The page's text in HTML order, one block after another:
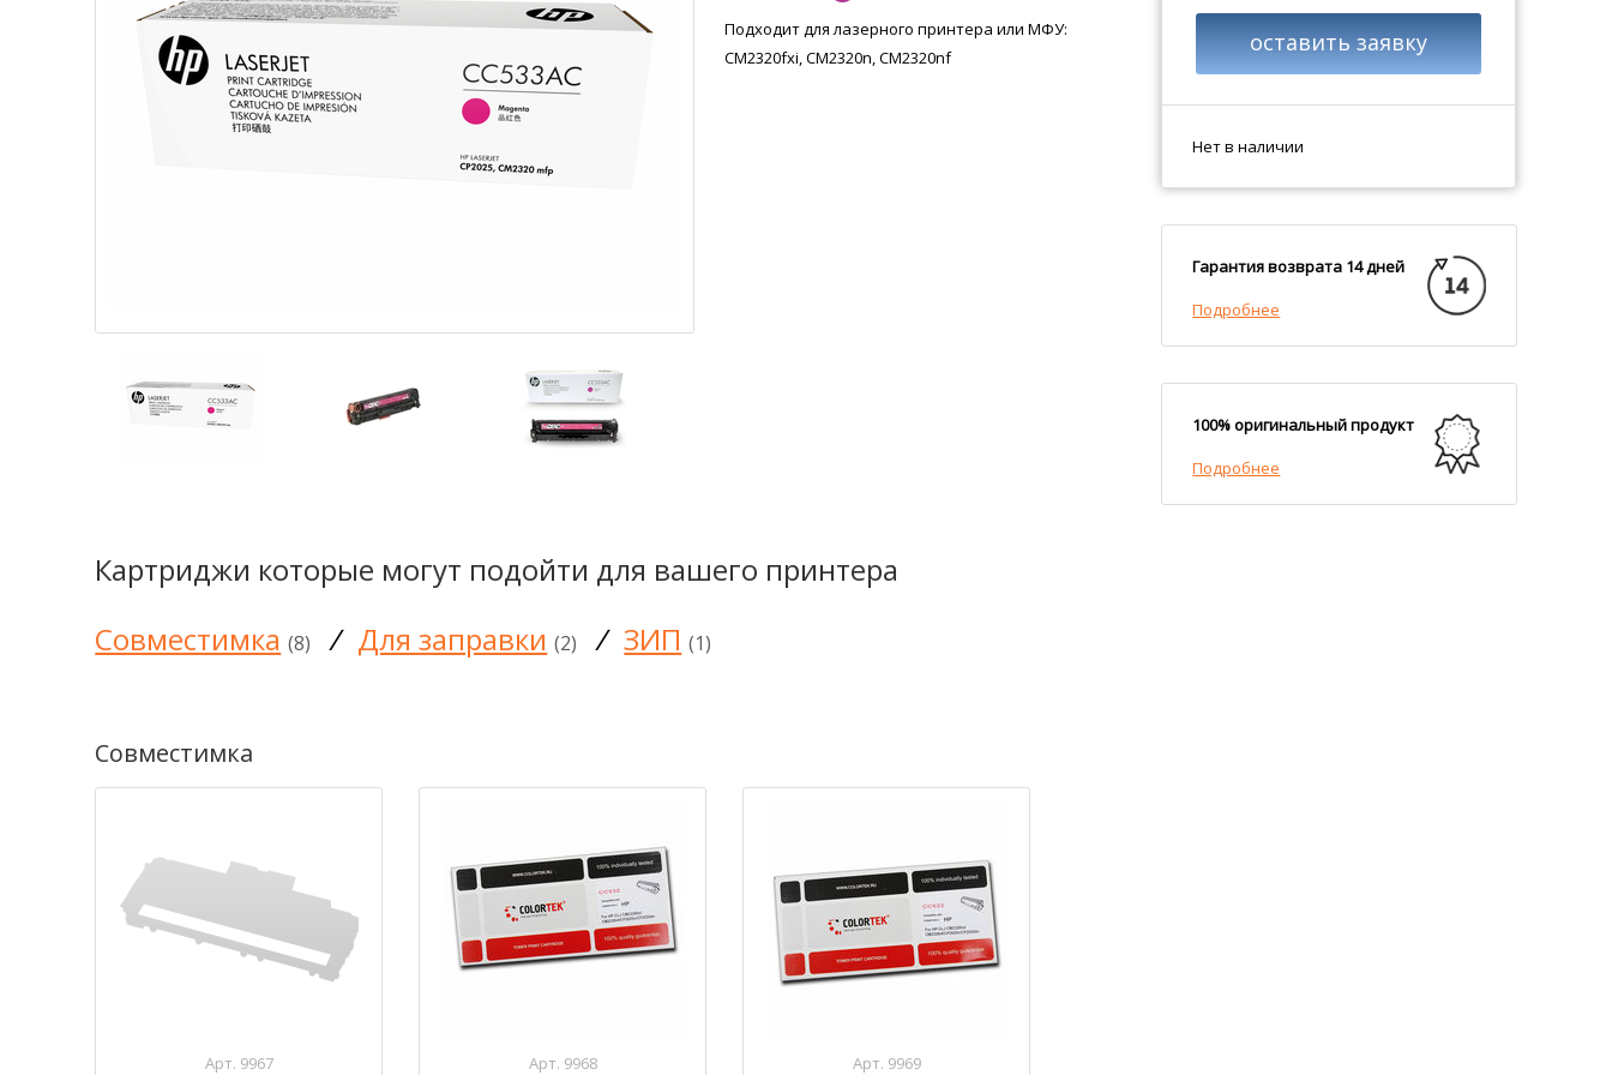
Подходит для лазерного принтера или МФУ:
CM2320fxi, CM2320n, CM2320nf
Картриджи которые могут подойти для вашего принтера
Совместимка (8) / Для заправки (2) / ЗИП (1)
Совместимка
Арт. 9967
Арт. 9968
Арт. 9969
оставить заявку
Нет в наличии
Гарантия возврата 14 дней
Подробнее
100% оригинальный продукт
Подробнее